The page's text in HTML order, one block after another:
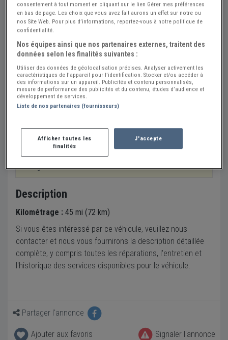
$ 13500
Made in US PRO
États-Unis
Visitez le concessionnaire
pour une autre raison. Veuillez consulter la liste ci-
dessous pour des annonces similaires actuellement
en ligne.
Description
Kilométrage : 45 mi (72 km)
Si vous êtes intéressé par ce véhicule, veuillez nous
contacter et nous vous fournirons la description détaillée
complète, y compris toutes les réparations, l'entretien et
l'historique des services disponibles pour le véhicule.
Partager l'annonce
Ajouter aux favoris
Signaler l'annonce
consentement à tout moment en cliquant sur le lien Gérer mes préférences
en bas de page. Les choix que vous avez fait aurons un effet sur notre ou
nos Site Web. Pour plus d’informations, reportez-vous à notre politique de
confidentialité.
Nos équipes ainsi que nos partenaires externes, traitent des
données selon les finalités suivantes :
Utiliser des données de géolocalisation précises. Analyser activement les
caractéristiques de l’appareil pour l’identification. Stocker et/ou accéder à
des informations sur un appareil. Publicités et contenu personnalisés,
mesure de performance des publicités et du contenu, études d’audience et
développement de services.
Liste de nos partenaires (fournisseurs)
Afficher toutes les
finalités
J'accepte